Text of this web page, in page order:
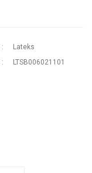
Lateks
LTSB006021101